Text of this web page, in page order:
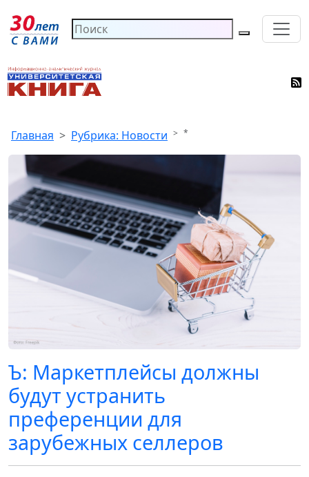
Главная Рубрика: Новости *
Ъ: Маркетплейсы должны
будут устранить
преференции для
зарубежных селлеров